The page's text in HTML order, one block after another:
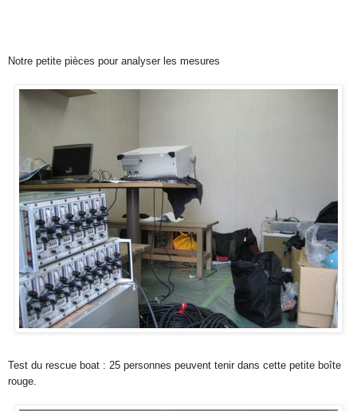
Notre petite pièces pour analyser les mesures
Test du rescue boat : 25 personnes peuvent tenir dans cette petite boîte
rouge.